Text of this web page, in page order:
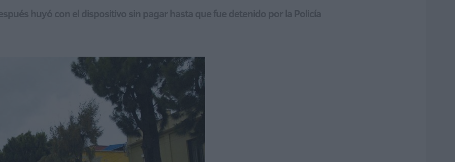
huyó con el dispositivo sin pagar hasta que fue detenido por la Policía